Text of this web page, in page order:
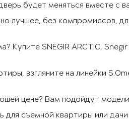
будет меняться вместе с
лучшее, без компромиссов,
Купите SNEGIR ARCTIC,
взгляните на линейки
цене? Вам подойдут модели
для съемной квартиры или